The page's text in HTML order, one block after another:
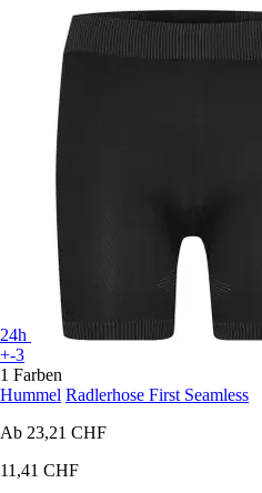
24h
+-3
1 Farben
Hummel Radlerhose First Seamless
Ab 23,21 CHF
11,41 CHF